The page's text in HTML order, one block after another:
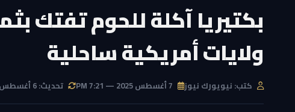
بكتيريا آكلة للحوم تفتك
ولايات أمريكية ساحلية
كتب: نيويورك نيوز تحديث: 6 أغسطس 2026 — 7:54 PM